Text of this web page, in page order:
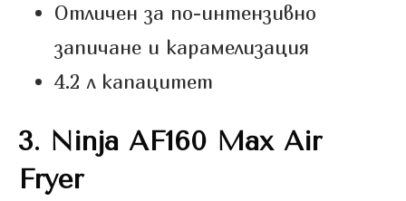
Отличен за по-интензивно
запичане и карамелизация
4.2 л капацитет
3. Ninja AF160 Max Air
Fryer